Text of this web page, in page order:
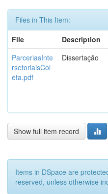
Files in This Item:
File
Description
ParceriasInte
rsetoriaisCol
eta.pdf
Dissertação
Show full item record
Items in DSpace are
reserved, unless otherwise